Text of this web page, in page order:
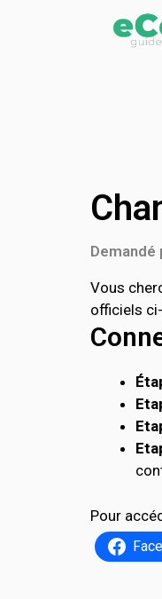
Demandé
Vous
officiels
Pour